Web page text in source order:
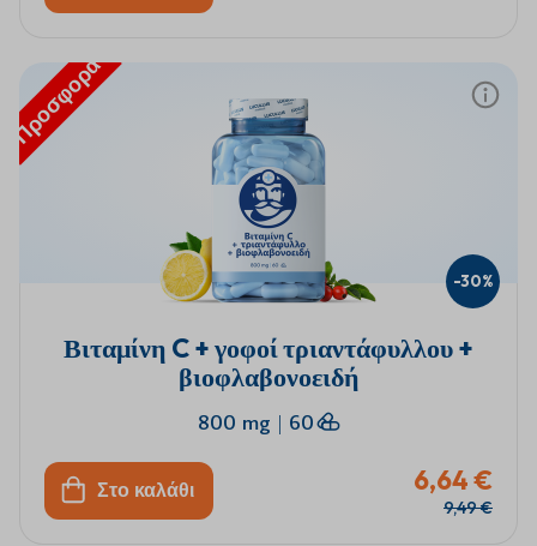
Προσφορά
Βιταμίνη C + γοφοί τριαντάφυλλου +
βιοφλαβονοειδή
800 mg | 60
Στο καλάθι 6,64 €
9,49 €
-30%